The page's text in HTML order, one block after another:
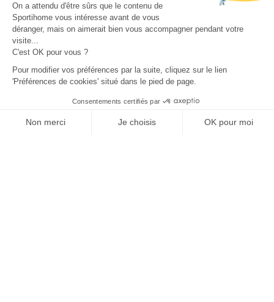
On a attendu d'être sûrs que le contenu de
Sportihome vous intéresse avant de vous
déranger, mais on aimerait bien vous accompagner pendant votre
visite...
C'est OK pour vous ?
Pour modifier vos préférences par la suite, cliquez sur le lien
'Préférences de cookies' situé dans le pied de page.
Consentements certifiés par
Non merci Je choisis OK pour moi
Profitez du plaisir d’une maison avec jardin en Annecy pour
prolonger vos journées au calme et au grand air.